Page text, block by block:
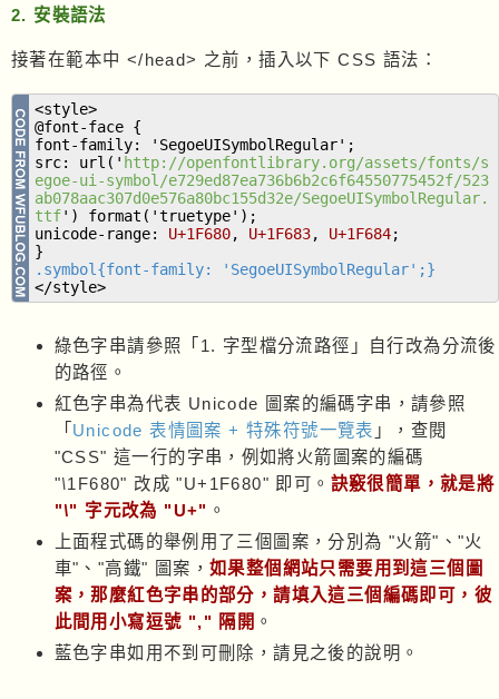
2. 安裝語法
接著在範本中 </head> 之前，插入以下 CSS 語法：
<style>
@font-face {
font-family: 'SegoeUISymbolRegular';
src: url(' http://openfontlibrary.org/assets/fonts/s
egoe-ui-symbol/e729ed87ea736b6b2c6f64550775452f/523
ab078aac307d0e576a80bc155d32e/SegoeUISymbolRegular.
ttf') format('truetype');
unicode-range: U+1F680, U+1F683, U+1F684;
}
.symbol{font-family: 'SegoeUISymbolRegular';}
</style>
綠色字串請參照「1. 字型檔分流路徑」自行改為分流後
的路徑。
紅色字串為代表 Unicode 圖案的編碼字串，請參照
「 Unicode 表情圖案 + 特殊符號一覽表 」，查閱
"CSS" 這一行的字串，例如將火箭圖案的編碼
"\1F680" 改成 "U+1F680" 即可。 訣竅很簡單，就是將
"\" 字元改為 "U+" 。
上面程式碼的舉例用了三個圖案，分別為 "火箭"、"火
車"、"高鐵" 圖案， 如果整個網站只需要用到這三個圖
案，那麼紅色字串的部分，請填入這三個編碼即可，彼
此間用小寫逗號 "," 隔開 。
藍色字串如用不到可刪除，請見之後的說明。